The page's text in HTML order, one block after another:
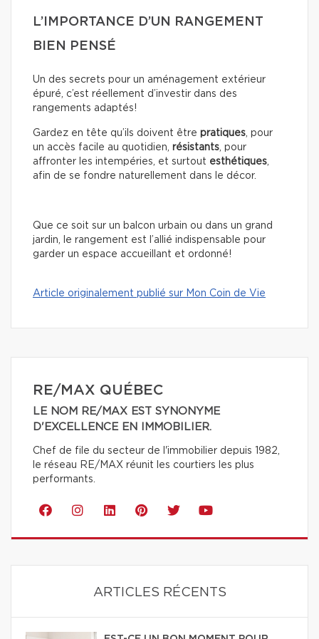
L’IMPORTANCE D’UN RANGEMENT
BIEN PENSÉ
Un des secrets pour un aménagement extérieur
épuré, c’est réellement d’investir dans des
rangements adaptés!
Gardez en tête qu’ils doivent être pratiques , pour
un accès facile au quotidien, résistants , pour
affronter les intempéries, et surtout esthétiques
afin de se fondre naturellement dans le décor.
Que ce soit sur un balcon urbain ou dans un grand
jardin, le rangement est l’allié indispensable pour
garder un espace accueillant et ordonné!
Article originalement publié sur Mon Coin de Vie
RE/MAX QUÉBEC
LE NOM RE/MAX EST SYNONYME
D'EXCELLENCE EN IMMOBILIER.
Chef de file du secteur de l'immobilier depuis 1982,
le réseau RE/MAX réunit les courtiers les plus
performants.
ARTICLES RÉCENTS